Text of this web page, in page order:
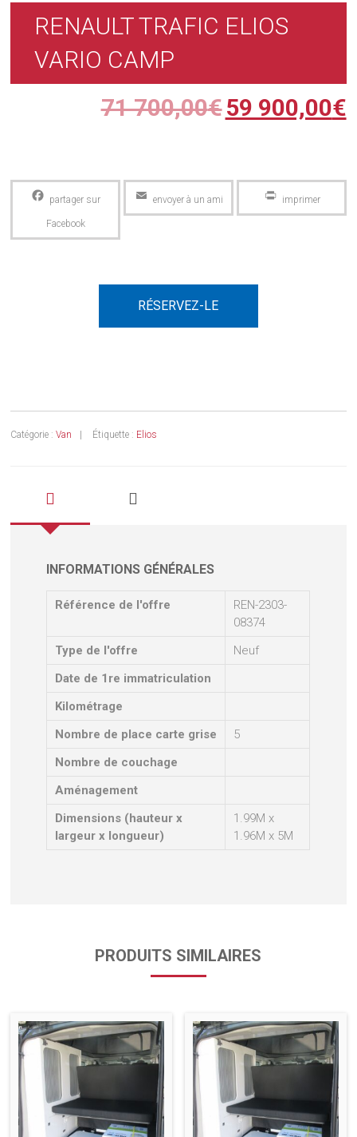
RENAULT TRAFIC ELIOS
VARIO CAMP
71 700,00€59 900,00€
Facebook Email PrintFriendly
RÉSERVEZ-LE
Catégorie :Van Étiquette : Elios
INFORMATIONS GÉNÉRALES
Référence de l'offre
REN-2303-
08374
Type de l'offre
Neuf
Date de 1re immatriculation
Kilométrage
Nombre de place carte grise
5
Nombre de couchage
Aménagement
Dimensions (hauteur x
largeur x longueur)
1.99M x
1.96M x 5M
PRODUITS SIMILAIRES